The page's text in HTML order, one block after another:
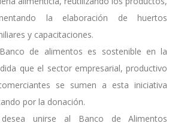
la elaboración de huertos
y capacitaciones.
de alimentos es sostenible en la
que el sector empresarial, productivo
se sumen a esta iniciativa
por la donación.
unirse al Banco de Alimentos